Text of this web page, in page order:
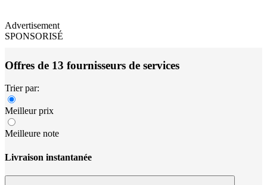
Advertisement
SPONSORISÉ
Offres de 13 fournisseurs de services
Trier par:
Meilleur prix
Meilleure note
Livraison instantanée